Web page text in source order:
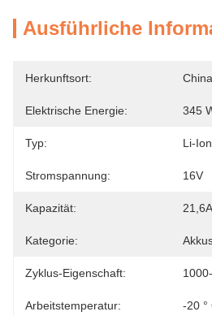
Ausführliche
Herkunftsort: China
Elektrische Energie: 345
Typ: Li-Ion
Stromspannung: 16V
Kapazität:
Kategorie:
Zyklus-Eigenschaft:
Arbeitstemperatur: -20 °